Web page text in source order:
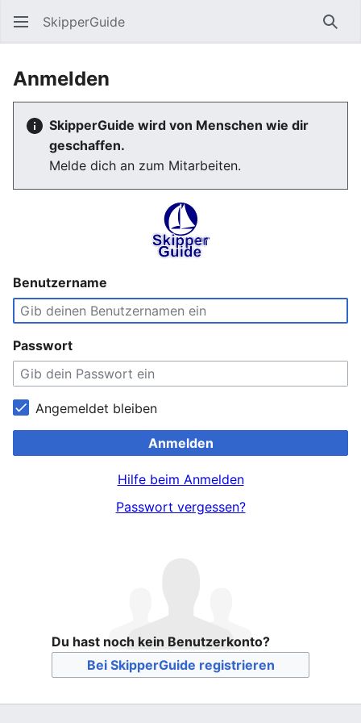
SkipperGuide
Anmelden
SkipperGuide wird von Menschen wie dir
geschaffen.
Melde dich an zum Mitarbeiten.
Benutzername
Passwort
Angemeldet bleiben
Anmelden
Hilfe beim Anmelden
Passwort vergessen?
Du hast noch kein Benutzerkonto?
Bei SkipperGuide registrieren